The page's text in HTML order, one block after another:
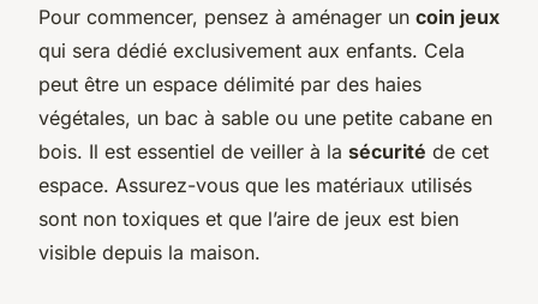
Pour commencer, pensez à aménager un coin jeux
qui sera dédié exclusivement aux enfants. Cela
peut être un espace délimité par des haies
végétales, un bac à sable ou une petite cabane en
bois. Il est essentiel de veiller à la sécurité de cet
espace. Assurez-vous que les matériaux utilisés
sont non toxiques et que l’aire de jeux est bien
visible depuis la maison.